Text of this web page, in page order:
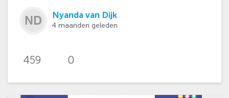
Nyanda van Dijk
4 maanden geleden
459 0